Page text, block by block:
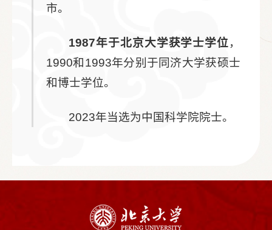
市。
1987年于北京大学获学士学位 ，
1990和1993年分别于同济大学获硕士
和博士学位。
2023年当选为中国科学院院士。